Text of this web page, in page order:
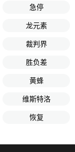
急停
龙元素
裁判界
胜负差
黄蜂
维斯特洛
恢复